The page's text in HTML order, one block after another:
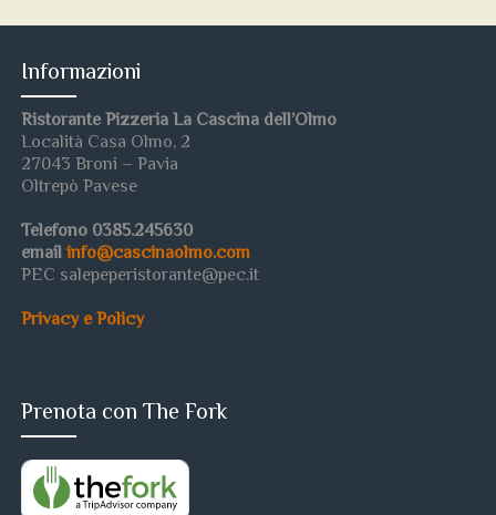
Informazioni
Ristorante Pizzeria La Cascina dell’Olmo
Località Casa Olmo, 2
27043 Broni – Pavia
Oltrepò Pavese
Telefono 0385.245630
email info@cascinaolmo.com
PEC salepeperistorante@pec.it
Privacy e Policy
Prenota con The Fork